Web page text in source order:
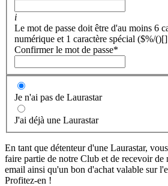
i
Le mot de passe doit être d'au moins 6
numérique et 1 caractère spécial ($%/
Confirmer le mot de passe*
Je n'ai pas de Laurastar
J'ai déjà une Laurastar
En tant que détenteur d'une Laurastar,
faire partie de notre Club et de recevoir de
email ainsi qu'un bon d'achat valable sur
Profitez-en !